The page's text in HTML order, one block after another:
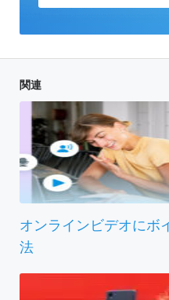
関連
オンラインビデオにボ
法